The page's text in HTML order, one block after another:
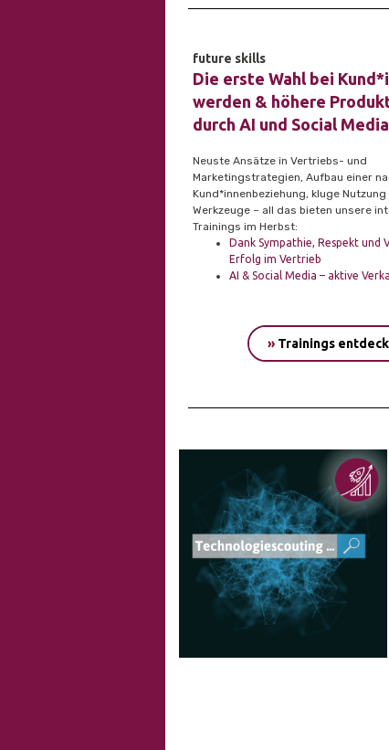
future skills
Die erste Wahl bei
werden & höhere
durch AI und Social
Neuste Ansätze in Vertriebs- und
Marketingstrategien, Aufbau einer
Kund*innenbeziehung, kluge
Werkzeuge – all das bieten unsere
Trainings im Herbst:
Dank Sympathie, Respekt und
Erfolg im Vertrieb
AI & Social Media – aktive
» Trainings